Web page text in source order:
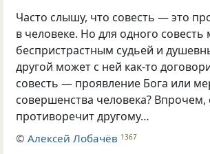
Часто слышу, что совесть — это
в человеке. Но для одного
беспристрастным судьей и
другой может с ней как-то
совесть — проявление Бога или
совершенства человека? Впрочем,
противоречит другому…
©Алексей Лобачёв 1367